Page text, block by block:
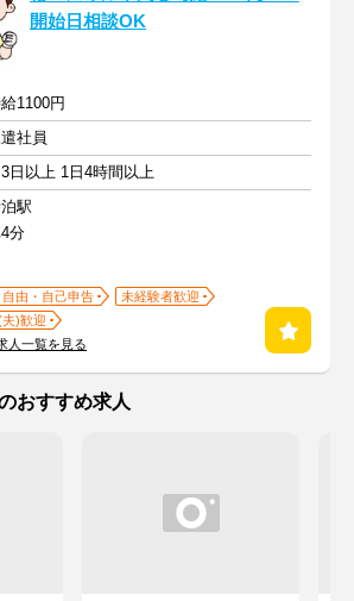
開始日相談OK
1100円
社員
日以上 1日4時間以上
駅
分
自由・自己申告
未経験者歓迎
)歓迎
人一覧を見る
おすすめ求人